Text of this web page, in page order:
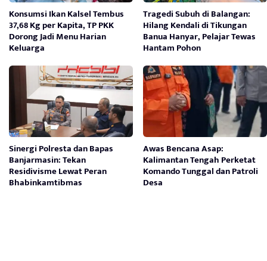
Konsumsi Ikan Kalsel Tembus
37,68 Kg per Kapita, TP PKK
Dorong Jadi Menu Harian
Keluarga
Tragedi Subuh di Balangan:
Hilang Kendali di Tikungan
Banua Hanyar, Pelajar Tewas
Hantam Pohon
Sinergi Polresta dan Bapas
Banjarmasin: Tekan
Residivisme Lewat Peran
Bhabinkamtibmas
Awas Bencana Asap:
Kalimantan Tengah Perketat
Komando Tunggal dan Patroli
Desa